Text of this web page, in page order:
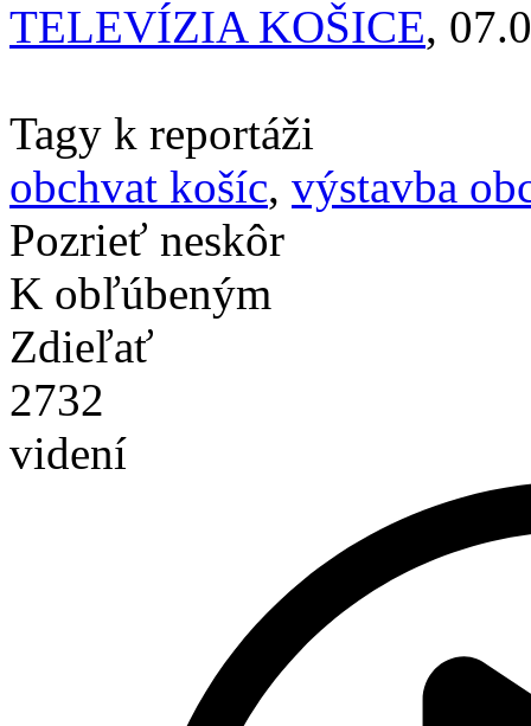
TELEVÍZIA KOŠICE,
Tagy k reportáži
obchvat košíc, výstavba
Pozrieť neskôr
K obľúbeným
Zdieľať
2732
videní